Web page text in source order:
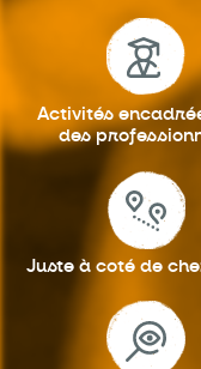
Activités
des
Juste à coté de